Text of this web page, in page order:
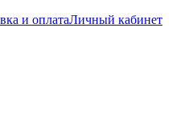
и оплатаЛичный кабинет